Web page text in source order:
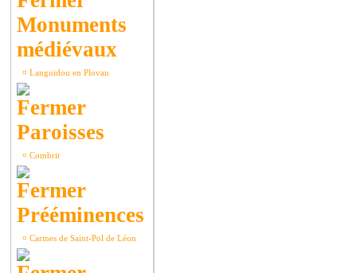
Monuments
médiévaux
¤ Languidou en Plovan
Paroisses
¤ Combrit
Prééminences
¤ Carmes de Saint-Pol de Léon